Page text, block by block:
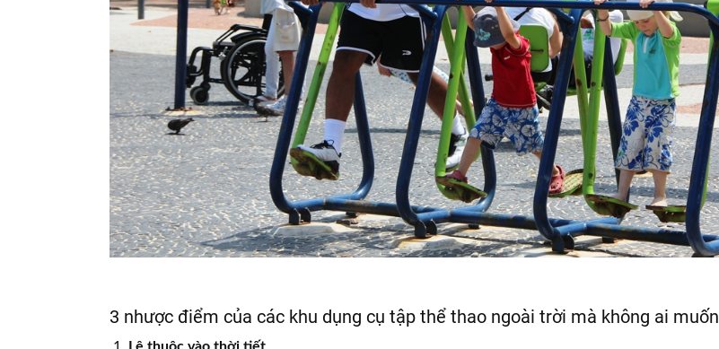
3 nhược điểm của các khu dụng cụ tập thể thao ngoài trời mà không ai muốn